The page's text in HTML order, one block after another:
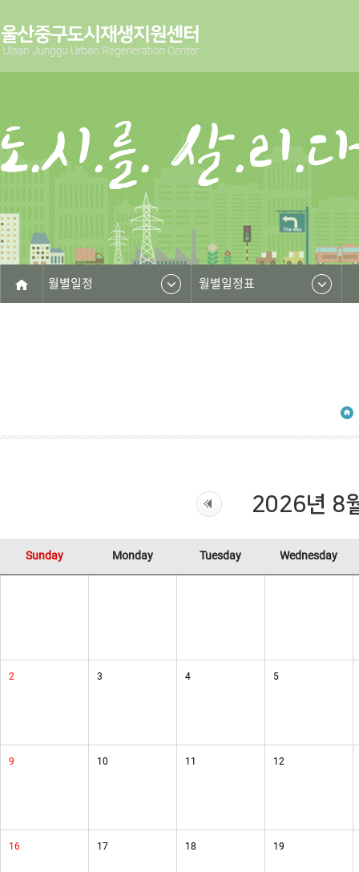
월별일정 월별일정표
2026년 8
Sunday Monday Tuesday Wednesday
2 3 4 5
9 10 11 12
16 17 18 19